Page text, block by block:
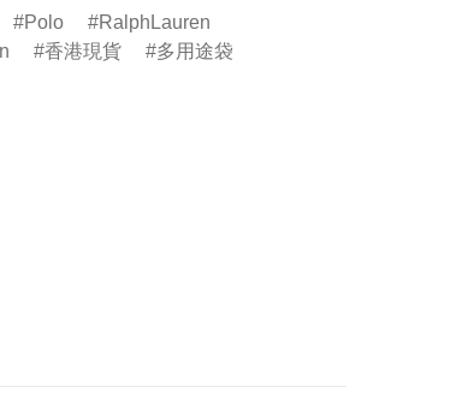
Polo
RalphLauren
香港現貨 多用途袋